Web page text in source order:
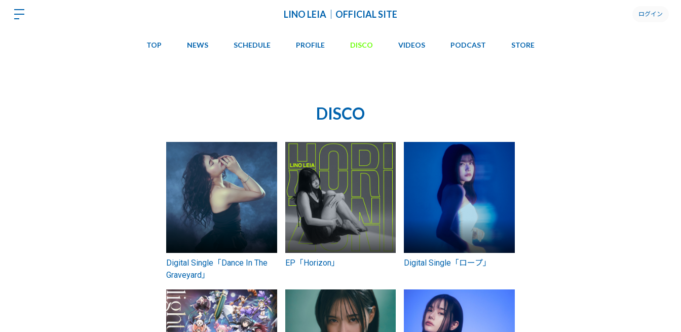
LINO LEIA｜OFFICIAL SITE ログイン
TOP NEWS SCHEDULE PROFILE DISCO VIDEOS PODCAST STORE
DISCO
Digital Single「Dance In The
Graveyard」
EP「Horizon」 Digital Single「ロープ」